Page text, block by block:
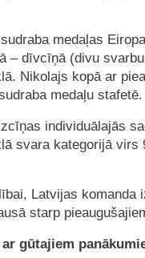
medaļas
– dīvcīņā (divu
Nikolajs kopā ar
medaļu stafetē.
individuālajās
svara kategorijā
Latvijas
starp
gūtajiem